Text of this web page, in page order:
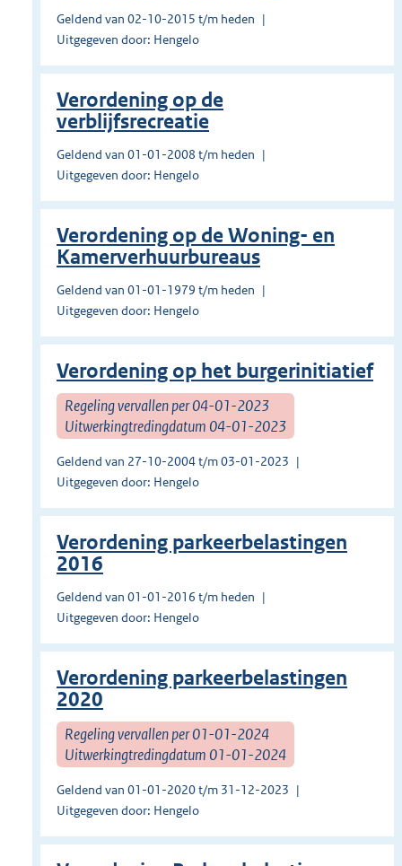
Geldend van 02-10-2015 t/m heden
Uitgegeven door: Hengelo
Verordening op de
verblijfsrecreatie
Geldend van 01-01-2008 t/m heden
Uitgegeven door: Hengelo
Verordening op de Woning- en
Kamerverhuurbureaus
Geldend van 01-01-1979 t/m heden
Uitgegeven door: Hengelo
Verordening op het burgerinitiatief
Regeling vervallen per 04-01-2023
Uitwerkingtredingdatum 04-01-2023
Geldend van 27-10-2004 t/m 03-01-2023
Uitgegeven door: Hengelo
Verordening parkeerbelastingen
2016
Geldend van 01-01-2016 t/m heden
Uitgegeven door: Hengelo
Verordening parkeerbelastingen
2020
Regeling vervallen per 01-01-2024
Uitwerkingtredingdatum 01-01-2024
Geldend van 01-01-2020 t/m 31-12-2023
Uitgegeven door: Hengelo